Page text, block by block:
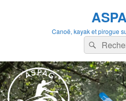
Canoë, kayak et pirogue
Recherche